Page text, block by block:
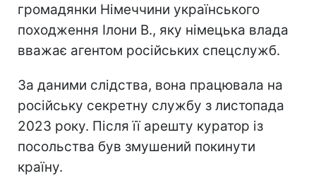
громадянки Німеччини українського
походження Ілони В., яку німецька влада
вважає агентом російських спецслужб.
За даними слідства, вона працювала на
російську секретну службу з листопада
2023 року. Після її арешту куратор із
посольства був змушений покинути
країну.